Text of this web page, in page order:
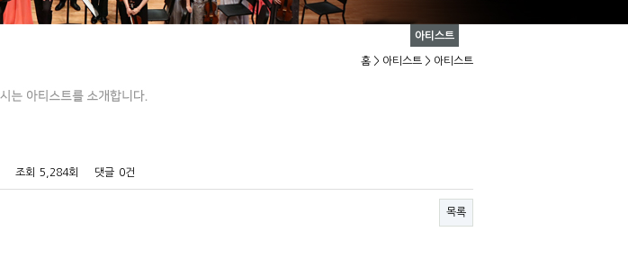
홈 > 아티스트 > 아티스트
아티스트
조회 5,284회 댓글 0건
목록